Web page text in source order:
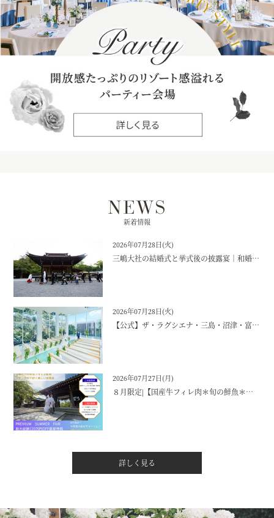
NEWS
新着情報
2026年07月28日(火)
三嶋大社の結婚式と挙式後の披露宴｜和婚ならラグシエナ｜【公式】ザ・ラグシエナ・三島・沼津・富士エリアの結婚式場
2026年07月28日(火)
【公式】ザ・ラグシエナ・三島・沼津・富士エリアの結婚式場
2026年07月27日(月)
８月限定|【国産牛フィレ肉＊旬の鮮魚＊夏野菜】４万円相当のフルコース試食付きビックフェア！
詳しく見る